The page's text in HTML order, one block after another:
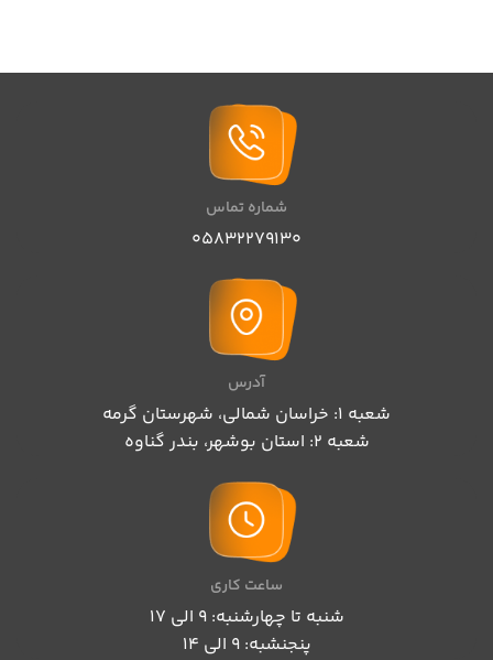
شماره تماس
05832279130
آدرس
شعبه 1: خراسان شمالی، شهرستان گرمه
شعبه 2: استان بوشهر، بندر گناوه
ساعت کاری
شنبه تا چهارشنبه: 9 الی 17
پنجنشبه: 9 الی 14